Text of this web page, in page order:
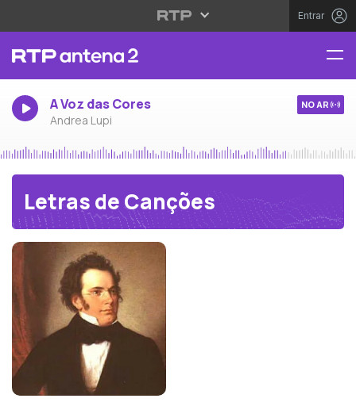
Entrar
A Voz das Cores
Andrea Lupi
NO AR
Letras de Canções